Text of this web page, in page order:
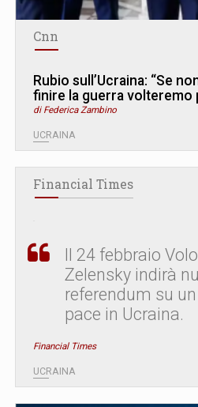
Cnn
Rubio sull’Ucraina: “Se
finire la guerra volteremo
di Federica Zambino
UCRAINA
Financial Times
Il 24 febbraio
Zelensky indirà
referendum su
pace in Ucraina.
Financial Times
UCRAINA